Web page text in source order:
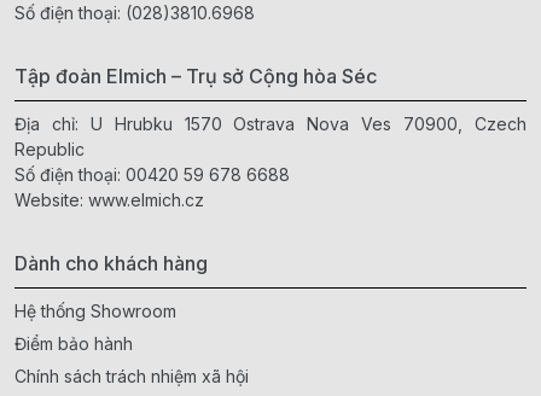
Số điện thoại: (028)3810.6968
Tập đoàn Elmich – Trụ sở Cộng hòa Séc
Địa chỉ: U Hrubku 1570 Ostrava Nova Ves 70900, Czech
Republic
Số điện thoại: 00420 59 678 6688
Website: www.elmich.cz
Dành cho khách hàng
Hệ thống Showroom
Điểm bảo hành
Chính sách trách nhiệm xã hội